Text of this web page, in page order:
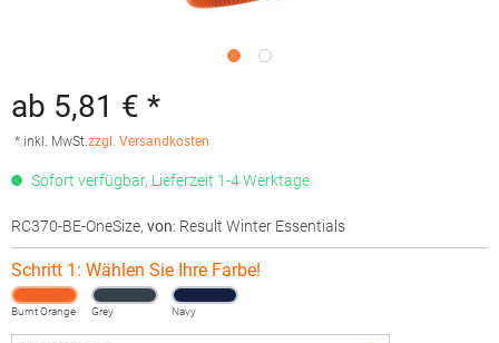
ab 5,81 € *
* inkl. MwSt.zzgl. Versandkosten
Sofort verfügbar, Lieferzeit 1-4 Werktage
RC370-BE-OneSize, von: Result Winter Essentials
Schritt 1: Wählen Sie Ihre Farbe!
Burnt Orange Grey Navy